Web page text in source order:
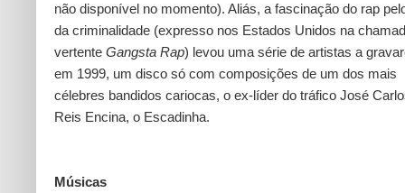
não disponível no momento). Aliás, a fascinação do rap
da criminalidade (expresso nos Estados Unidos na
vertente Gangsta Rap) levou uma série de artistas a
em 1999, um disco só com composições de um dos mais
célebres bandidos cariocas, o ex-líder do tráfico José
Reis Encina, o Escadinha.
Músicas